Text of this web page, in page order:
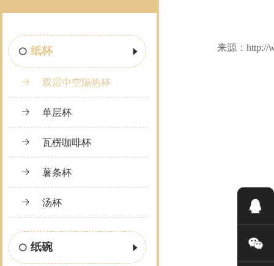
纸杯
双层中空隔热杯
单层杯
瓦楞咖啡杯
薯条杯
汤杯
纸碗
来源：http://